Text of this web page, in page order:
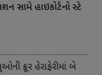
સામે હાઇકોર્ટનો સ્ટે
ક્રૂર હેરાફેરીમાં બે